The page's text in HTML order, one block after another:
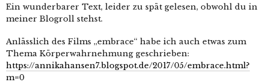
Ein wunderbarer Text, leider zu spät gelesen, obwohl du in
meiner Blogroll stehst.
Anlässlich des Films „embrace“ habe ich auch etwas zum
Thema Körperwahrnehmung geschrieben:
https://annikahansen7.blogspot.de/2017/05/embrace.html?
m=0